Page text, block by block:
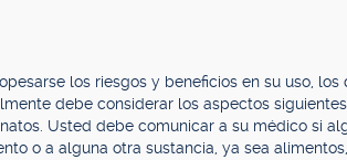
los riesgos y beneficios en su uso, los
debe considerar los aspectos
Usted debe comunicar a su médico si
o a alguna otra sustancia, ya sea